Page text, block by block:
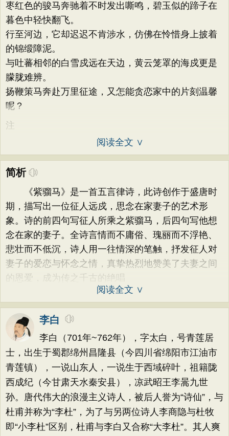
枣红色的骏马奔驰着不时发出嘶鸣，碧玉似的蹄子在
暮色中轻快翻飞。
行至河边，它却迟迟不肯涉水，仿佛在怜惜身上披着
的锦缎障泥。
与吐蕃相邻的白雪戍远在天边，黄云笼罩的海戍更是
朦胧难辨。
扬鞭策马奔赴万里征途，又怎能贪恋家中的片刻温馨
呢？
注
阅读全文 ∨
简析
《紫骝马》是一首五言律诗，此诗创作于盛唐时
期，描写出一位征人远戍，思念在家妻子的艺术形
象。诗的前四句写征人所乘之紫骝马，后四句写他想
念在家的妻子。全诗言情而不庸俗、瑰丽而不浮艳、
悲壮而不低沉，诗人用一往情深的笔触，抒发征人对
妻子的爱恋与怀念之情，真挚热烈地赞美了夫妻之间
的恩爱，成为传之千古的绝唱
阅读全文 ∨
李白
李白（701年~762年），字太白，号青莲居
士，出生于蜀郡绵州昌隆县（今四川省绵阳市江油市
青莲镇），一说山东人，一说生于西域碎叶，祖籍陇
西成纪（今甘肃天水秦安县），凉武昭王李暠九世
孙。唐代伟大的浪漫主义诗人，被后人誉为“诗仙”，与
杜甫并称为“李杜”，为了与另两位诗人李商隐与杜牧
即“小李杜”区别，杜甫与李白又合称“大李杜”。其人爽